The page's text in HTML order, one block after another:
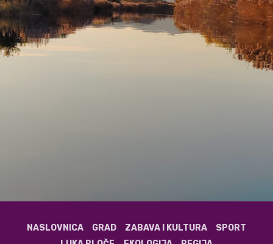
NASLOVNICA GRAD ZABAVA I KULTURA
SPORT